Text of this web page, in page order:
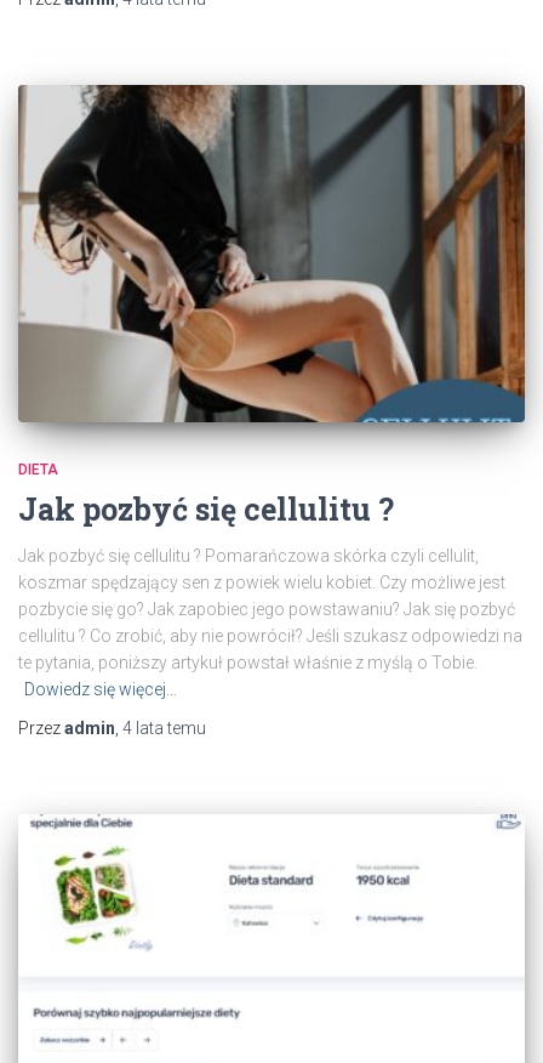
DIETA
Jak pozbyć się cellulitu ?
Jak pozbyć się cellulitu ? Pomarańczowa skórka czyli cellulit,
koszmar spędzający sen z powiek wielu kobiet. Czy możliwe jest
pozbycie się go? Jak zapobiec jego powstawaniu? Jak się pozbyć
cellulitu ? Co zrobić, aby nie powrócił? Jeśli szukasz odpowiedzi na
te pytania, poniższy artykuł powstał właśnie z myślą o Tobie.
Dowiedz się więcej…
Przezadmin, 4 latatemu